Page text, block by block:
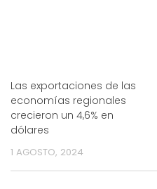
Las exportaciones de las
economías regionales
crecieron un 4,6% en
dólares
1 AGOSTO, 2024